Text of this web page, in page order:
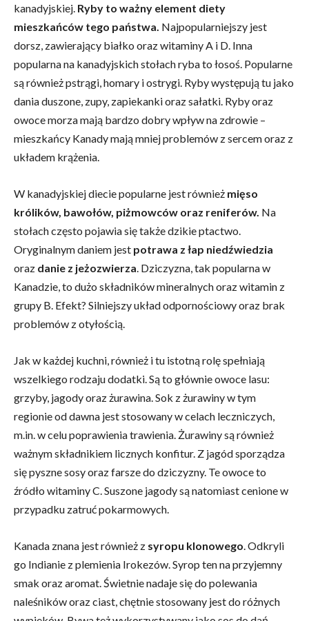
kanadyjskiej. Ryby to ważny element diety
mieszkańców tego państwa. Najpopularniejszy jest
dorsz, zawierający białko oraz witaminy A i D. Inna
popularna na kanadyjskich stołach ryba to łosoś. Popularne
są również pstrągi, homary i ostrygi. Ryby występują tu jako
dania duszone, zupy, zapiekanki oraz sałatki. Ryby oraz
owoce morza mają bardzo dobry wpływ na zdrowie –
mieszkańcy Kanady mają mniej problemów z sercem oraz z
układem krążenia.
W kanadyjskiej diecie popularne jest również mięso
królików, bawołów, piżmowców oraz reniferów. Na
stołach często pojawia się także dzikie ptactwo.
Oryginalnym daniem jest potrawa z łap niedźwiedzia
oraz danie z jeżozwierza . Dziczyzna, tak popularna w
Kanadzie, to dużo składników mineralnych oraz witamin z
grupy B. Efekt? Silniejszy układ odpornościowy oraz brak
problemów z otyłością.
Jak w każdej kuchni, również i tu istotną rolę spełniają
wszelkiego rodzaju dodatki. Są to głównie owoce lasu:
grzyby, jagody oraz żurawina. Sok z żurawiny w tym
regionie od dawna jest stosowany w celach leczniczych,
m.in. w celu poprawienia trawienia. Żurawiny są również
ważnym składnikiem licznych konfitur. Z jagód sporządza
się pyszne sosy oraz farsze do dziczyzny. Te owoce to
źródło witaminy C. Suszone jagody są natomiast cenione w
przypadku zatruć pokarmowych.
Kanada znana jest również z syropu klonowego . Odkryli
go Indianie z plemienia Irokezów. Syrop ten na przyjemny
smak oraz aromat. Świetnie nadaje się do polewania
naleśników oraz ciast, chętnie stosowany jest do różnych